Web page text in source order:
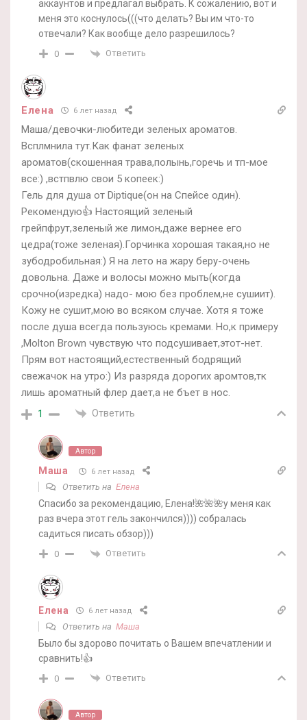
аккаунтов и предлагал выбрать. К сожалению, вот и
меня это коснулось(((что делать? Вы им что-то
отвечали? Как вообще дело разрешилось?
0 Ответить
Елена 6 лет назад
Маша/девочки-любитеди зеленых ароматов.
Всплмнила тут.Как фанат зеленых
ароматов(скошенная трава,полынь,горечь и тп-мое
все:) ,встпвлю свои 5 копеек:)
Гель для душа от Diptique(он на Спейсе один).
Рекомендую👍 Настоящий зеленый
грейпфрут,зеленый же лимон,даже вернее его
цедра(тоже зеленая).Горчинка хорошая такая,но не
зубодробильная:) Я на лето на жару беру-очень
довольна. Даже и волосы можно мыть(когда
срочно(изредка) надо- мою без проблем,не сушиит).
Кожу не сушит,мою во всяком случае. Хотя я тоже
после душа всегда пользуюсь кремами. Но,к примеру
,Molton Brown чувствую что подсушивает,этот-нет.
Прям вот настоящий,естественный бодрящий
свежачок на утро:) Из разряда дорогих аромтов,тк
лишь ароматный флер дает,а не бъет в нос.
1 Ответить
Автор
Маша 6 лет назад
Ответить на Елена
Спасибо за рекомендацию, Елена!🌺🌺🌺у меня как
раз вчера этот гель закончился)))) собралась
садиться писать обзор)))
0 Ответить
Елена 6 лет назад
Ответить на Маша
Было бы здорово почитать о Вашем впечатлении и
сравнить!👍
0 Ответить
Автор